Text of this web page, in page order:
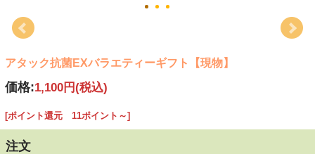
アタック抗菌EXバラエティーギフト【現物】
価格:1,100円(税込)
[ポイント還元 11ポイント～]
注文